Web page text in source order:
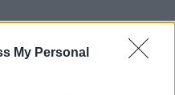
My Personal